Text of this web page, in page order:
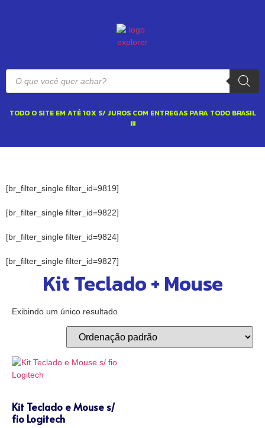
TODO O SITE EM ATÉ 10X S/ JUROS COM ENTREGAS PARA TODO BRASIL
!!!
[br_filter_single filter_id=9819]
[br_filter_single filter_id=9822]
[br_filter_single filter_id=9824]
[br_filter_single filter_id=9827]
Kit Teclado + Mouse
Exibindo um único resultado
Kit Teclado e Mouse s/
fio Logitech